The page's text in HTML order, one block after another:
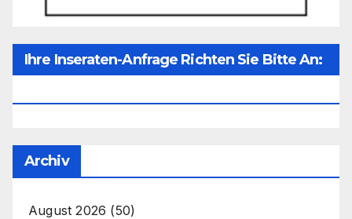
Ihre Inseraten-Anfrage Richten Sie Bitte An:
Archiv
August 2026 (50)